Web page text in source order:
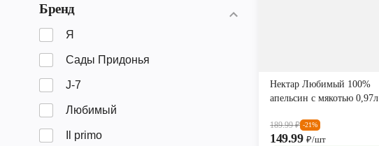
Бренд
Я
Сады Придонья
J-7
Любимый
Il primo
Нектар Любимый 100%
апельсин с мякотью 0,97л
189.99₽ -21%
149.99₽/шт